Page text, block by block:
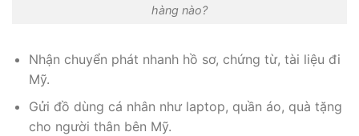
hàng nào?
Nhận chuyển phát nhanh hồ sơ, chứng từ, tài liệu đi
Mỹ.
Gửi đồ dùng cá nhân như laptop, quần áo, quà tặng
cho người thân bên Mỹ.